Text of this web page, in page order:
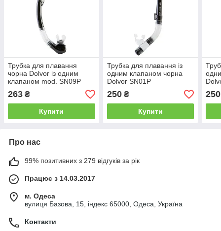
Трубка для плавання
чорна Dolvor із одним
клапаном mod. SN09P
263 ₴
Купити
Трубка для плавання із
одним клапаном чорна
Dolvor SN01Р
250₴
Купити
250
Про нас
99% позитивних з 279 відгуків за рік
Працює з 14.03.2017
м. Одеса
вулиця Базова, 15, індекс 65000, Одеса, Україна
Контакти